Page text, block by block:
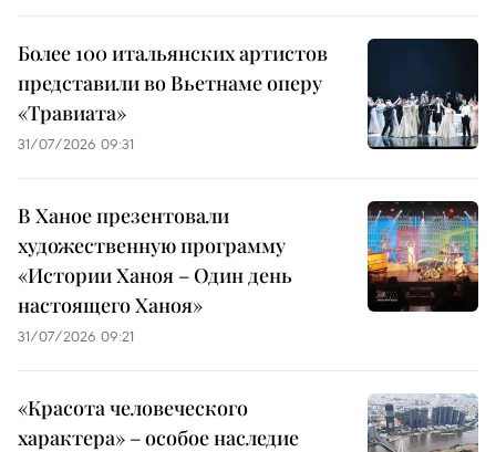
Более 100 итальянских артистов
представили во Вьетнаме оперу
«Травиата»
31/07/2026 09:31
В Ханое презентовали
художественную программу
«Истории Ханоя – Один день
настоящего Ханоя»
31/07/2026 09:21
«Красота человеческого
характера» – особое наследие